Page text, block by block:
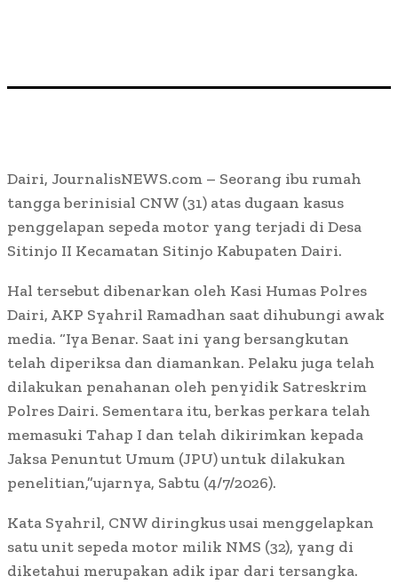
Dairi, JournalisNEWS.com – Seorang ibu rumah
tangga berinisial CNW (31) atas dugaan kasus
penggelapan sepeda motor yang terjadi di Desa
Sitinjo II Kecamatan Sitinjo Kabupaten Dairi.
Hal tersebut dibenarkan oleh Kasi Humas Polres
Dairi, AKP Syahril Ramadhan saat dihubungi awak
media. “Iya Benar. Saat ini yang bersangkutan
telah diperiksa dan diamankan. Pelaku juga telah
dilakukan penahanan oleh penyidik Satreskrim
Polres Dairi. Sementara itu, berkas perkara telah
memasuki Tahap I dan telah dikirimkan kepada
Jaksa Penuntut Umum (JPU) untuk dilakukan
penelitian,”ujarnya, Sabtu (4/7/2026).
Kata Syahril, CNW diringkus usai menggelapkan
satu unit sepeda motor milik NMS (32), yang di
diketahui merupakan adik ipar dari tersangka.